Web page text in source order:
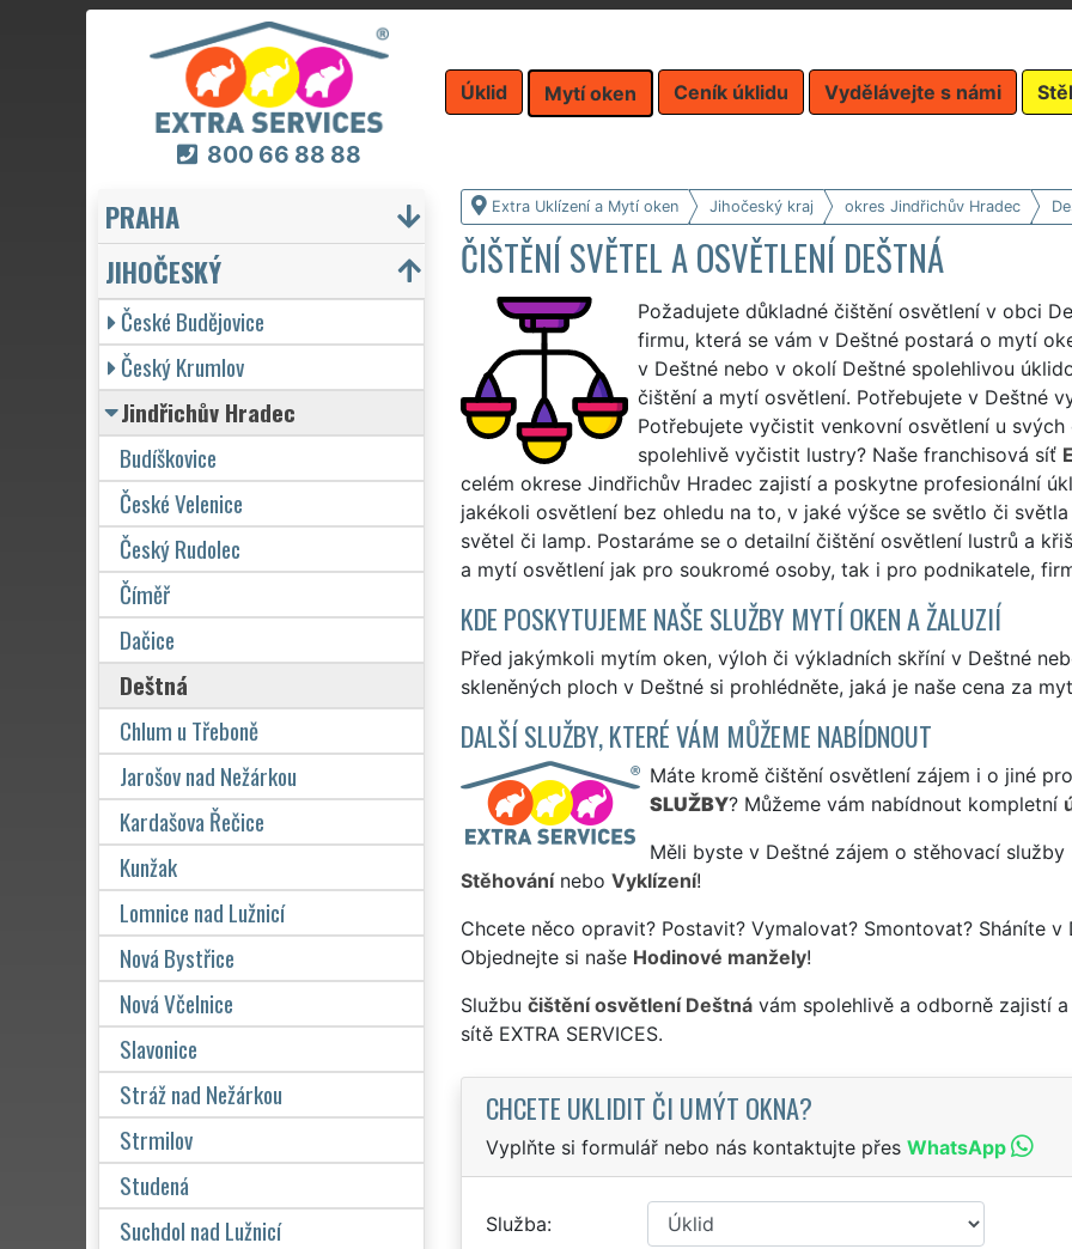
800 66 88 88
Úklid Mytí oken Ceník úklidu Vydělávejte s námi
Extra Uklízení a Mytí oken Jihočeský kraj okres Jindřichův Hradec
ČIŠTĚNÍ SVĚTEL A OSVĚTLENÍ DEŠTNÁ
Požadujete důkladné čištění osvětlení v obci
firmu, která se vám v Deštné postará o mytí
v Deštné nebo v okolí Deštné spolehlivou
čištění a mytí osvětlení. Potřebujete v Deštné
Potřebujete vyčistit venkovní osvětlení u
spolehlivě vyčistit lustry? Naše franchisová síť
celém okrese Jindřichův Hradec zajistí a poskytne profesionální
jakékoli osvětlení bez ohledu na to, v jaké výšce se světlo či
světel či lamp. Postaráme se o detailní čištění osvětlení lustrů a
a mytí osvětlení jak pro soukromé osoby, tak i pro podnikatele,
KDE POSKYTUJEME NAŠE SLUŽBY MYTÍ OKEN A ŽALUZIÍ
Před jakýmkoli mytím oken, výloh či výkladních skříní v Deštné
skleněných ploch v Deštné si prohlédněte, jaká je naše cena za
DALŠÍ SLUŽBY, KTERÉ VÁM MŮŽEME NABÍDNOUT
Máte kromě čištění osvětlení zájem i o jiné
SLUŽBY? Můžeme vám nabídnout kompletní
Měli byste v Deštné zájem o stěhovací
Stěhovánínebo Vyklízení!
Chcete něco opravit? Postavit? Vymalovat? Smontovat? Sháníte
Objednejte si naše Hodinové manžely!
Službu čištění osvětlení Deštnávám spolehlivě a odborně zajistí
sítě EXTRA SERVICES.
CHCETE UKLIDIT ČI UMÝT OKNA?
Vyplňte si formulář nebo nás kontaktujte přes WhatsApp
Služba
PRAHA
JIHOČESKÝ
České Budějovice
Český Krumlov
Jindřichův Hradec
Budíškovice
České Velenice
Český Rudolec
Číměř
Dačice
Deštná
Chlum u Třeboně
Jarošov nad Nežárkou
Kardašova Řečice
Kunžak
Lomnice nad Lužnicí
Nová Bystřice
Nová Včelnice
Slavonice
Stráž nad Nežárkou
Strmilov
Studená
Suchdol nad Lužnicí